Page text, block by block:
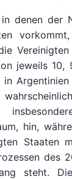
denen der
jeweils 10,
in
hin,
Staaten
des
steht.